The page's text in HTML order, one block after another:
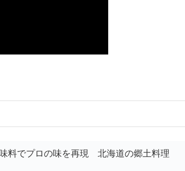
味料でプロの味を再現 北海道の郷土料理